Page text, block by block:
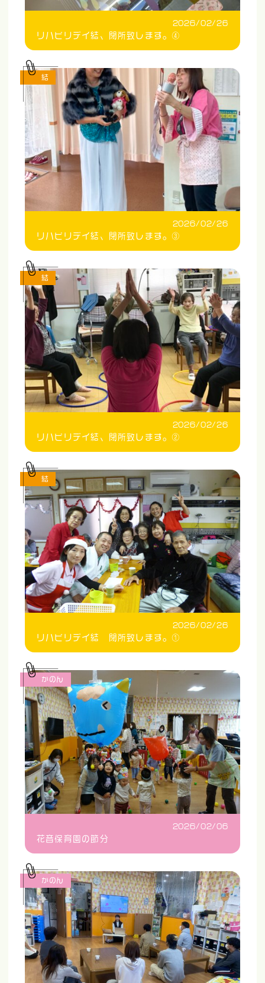
2026/02/26
リハビリデイ結、閉所致します。④
2026/02/26
リハビリデイ結、閉所致します。③
結
2026/02/26
リハビリデイ結、閉所致します。②
結
2026/02/26
リハビリデイ結 閉所致します。①
結
2026/02/06
花音保育園の節分
かのん
かのん